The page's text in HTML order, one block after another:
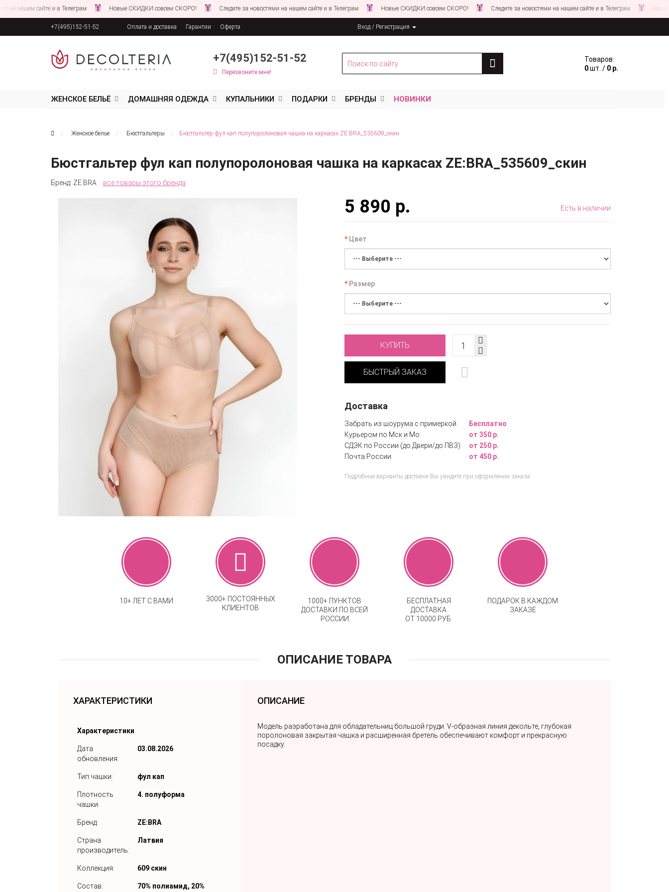
сайте и в Телеграм Новые СКИДКИ совсем СКОРО! Следите за новостями на нашем сайте и в Телеграм Новые СКИДКИ совсем СКОРО! Следите за новостями на нашем сайте и в Телеграм Новые
+7(495)152-51-52 Оплата и доставка Гарантии Оферта Вход / Регистрация
+7(495)152-51-52
Перезвоните мне!
Товаров:
0шт. / 0 р.
ЖЕНСКОЕ БЕЛЬЁ ДОМАШНЯЯ ОДЕЖДА КУПАЛЬНИКИ ПОДАРКИ БРЕНДЫ НОВИНКИ
Женское белье Бюстгальтеры Бюстгальтер фул кап полупоролоновая чашка на каркасах ZE:BRA_535609_скин
Бюстгальтер фул кап полупоролоновая чашка на каркасах ZE:BRA_535609_скин
Бренд: ZE:BRA все товары этого бренда
5 890 р. Есть в наличии
Цвет
Размер
КУПИТЬ
БЫСТРЫЙ ЗАКАЗ
Доставка
Забрать из шоурума с примеркой
Бесплатно
Курьером по Мск и Мо
от 350 р.
СДЭК по России (до Двери/до ПВЗ)
от 250 р.
Почта России
от 450 р.
Подробные варианты доставки Вы увидите при оформлении заказа
10+ ЛЕТ С ВАМИ
3000+ ПОСТОЯННЫХ
КЛИЕНТОВ
1000+ ПУНКТОВ
ДОСТАВКИ ПО ВСЕЙ
РОССИИ
БЕСПЛАТНАЯ
ДОСТАВКА
ОТ 10000 РУБ.
ПОДАРОК В КАЖДОМ
ЗАКАЗЕ
ОПИСАНИЕ ТОВАРА
ХАРАКТЕРИСТИКИ
Характеристики
Дата
обновления:
03.08.2026
Тип чашки: фул кап
Плотность
чашки:
4. полуформа
Бренд: ZE:BRA
Страна
производитель:
Латвия
Коллекция: 609 скин
Состав:
70% полиамид, 20%
ОПИСАНИЕ
Модель разработана для обладательниц большой груди. V-образная линия декольте, глубокая
поролоновая закрытая чашка и расширенная бретель обеспечивают комфорт и прекрасную
посадку.